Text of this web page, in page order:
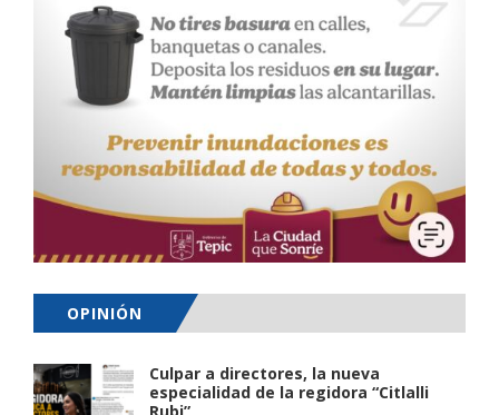
OPINIÓN
Culpar a directores, la nueva
especialidad de la regidora “Citlalli